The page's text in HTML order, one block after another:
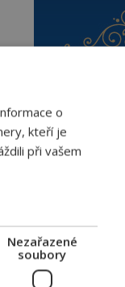
o
kteří je
při vašem
Nezařazené
soubory